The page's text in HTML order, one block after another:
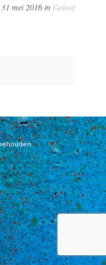
mei 2016 in Geloof